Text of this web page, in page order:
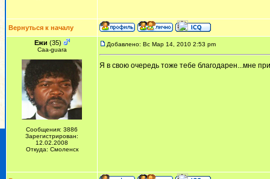
Вернуться к началу
Ежи (35)
Сaa-guara
Сообщения: 3886
Зарегистрирован:
12.02.2008
Откуда: Смоленск
Добавлено: Вс Мар 14, 2010 2:53 pm
Я в свою очередь тоже тебе благодарен...мне